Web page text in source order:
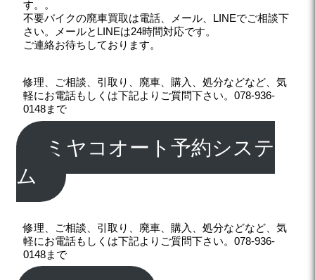
す。。
不要バイクの廃車買取は電話、メール、LINEでご相談下
さい。メールとLINEは24時間対応です。
ご連絡お待ちしております。
修理、ご相談、引取り、廃車、購入、処分などなど、気
軽にお電話もしくは下記よりご質問下さい。078-936-
0148まで
ミヤコオート予約システ
ム
修理、ご相談、引取り、廃車、購入、処分などなど、気
軽にお電話もしくは下記よりご質問下さい。078-936-
0148まで